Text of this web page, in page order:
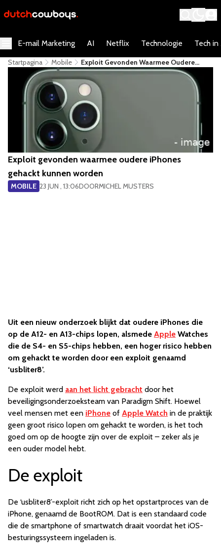
E-mail Marketing AI Netflix Technologie Tech in
Startpagina Mobile
Exploit Gevonden Waarmee Oudere
IPhones Gehackt Kunnen Worden
Exploit gevonden waarmee oudere iPhones
gehackt kunnen worden
MOBILE 23 JUN , 13:06DOORMICHEL MUSTERS
Uit een nieuw onderzoek blijkt dat oudere iPhones die
op de A12- en A13-chips lopen, alsmede Apple Watches
die de S4- en S5-chips hebben, een hoger risico hebben
om gehackt te worden door een exploit genaamd
‘usbliter8’.
De exploit werd aan het licht gebracht door het
beveiligingsonderzoeksteam van Paradigm Shift. Hoewel
veel mensen met een iPhone of Apple Watch in de praktijk
geen groot risico lopen om gehackt te worden, is het toch
goed om op de hoogte zijn over de exploit – zeker als je
een ouder model hebt.
De exploit
De ‘usbliter8’-exploit richt zich op het opstartproces van de
iPhone, genaamd de BootROM. Dat is een standaard code
die de smartphone of smartwatch draait voordat het iOS-
besturingssysteem ingeladen is.